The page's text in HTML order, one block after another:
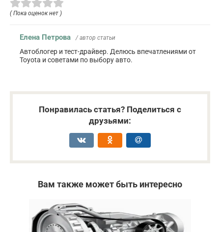
( Пока оценок нет )
Елена Петрова / автор статьи
Автоблогер и тест-драйвер. Делюсь впечатлениями от
Toyota и советами по выбору авто.
Понравилась статья? Поделиться с
друзьями:
Вам также может быть интересно